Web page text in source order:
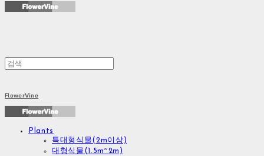
FlowerVine
Plants
특대형식물(2m이상)
대형식물(1.5m~2m)